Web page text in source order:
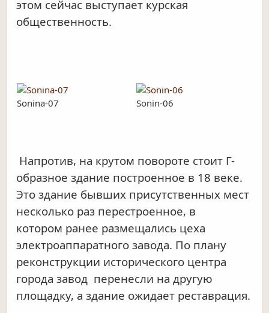
этом сейчас выступает курская
общественность.
Sonina-07 Sonin-06
Напротив, на крутом повороте стоит Г-
образное здание построенное в 18 веке.
Это здание бывших присутственных мест
несколько раз перестроенное, в
котором ранее размещались цеха
электроаппаратного завода. По плану
реконструкции исторического центра
города завод перенесли на другую
площадку, а здание ожидает реставрация.